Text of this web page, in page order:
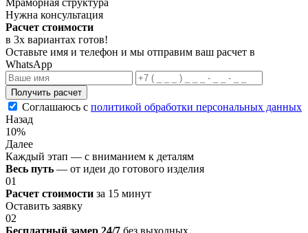
Мраморная структура
Нужна консультация
Расчет стоимости
в 3х вариантах готов!
Оставьте имя и телефон и мы отправим ваш расчет в
WhatsApp
Получить расчет
Соглашаюсь с политикой обработки персональных данных
Назад
10%
Далее
Каждый этап — с вниманием к деталям
Весь путь — от идеи до готового изделия
01
Расчет стоимости за 15 минут
Оставить заявку
02
Бесплатный замер 24/7 без выходных